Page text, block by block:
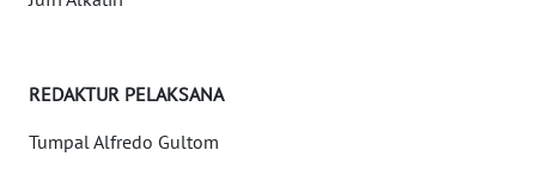
REDAKTUR PELAKSANA
Tumpal Alfredo Gultom
WN
WN